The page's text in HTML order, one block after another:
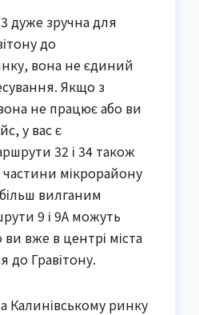
дуже зручна для
до
вона не єдиний
Якщо з
не працює або ви
у вас є
32 і 34 також
частини мікрорайону
вилганим
9 і 9А можуть
вже в центрі міста
до Гравітону.
Калинівському ринку